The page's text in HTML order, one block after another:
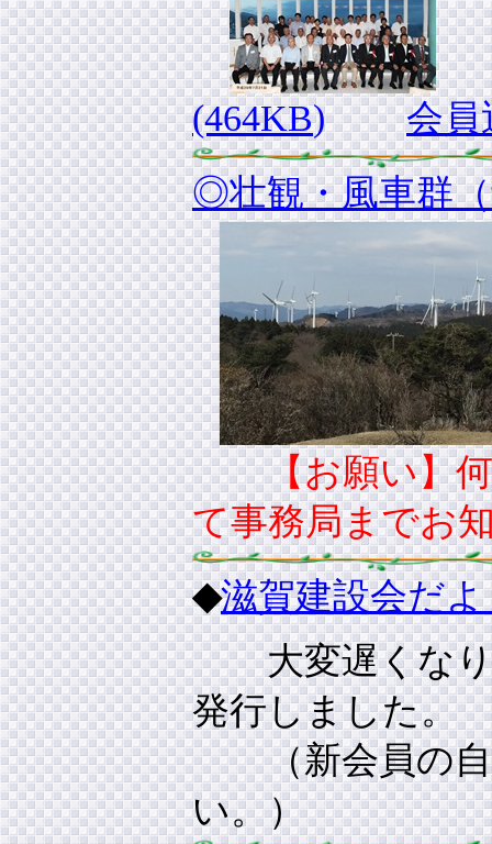
(464KB)
会員
◎壮観・風車群
【お願い】何
て事務局までお
◆滋賀建設会だ
大変遅くな
発行しました。
（新会員の自己
い。）